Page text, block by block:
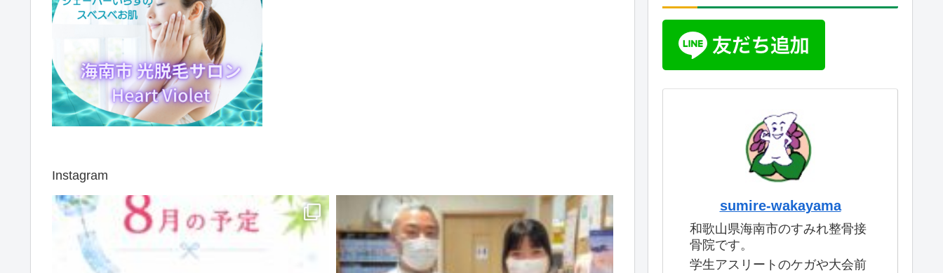
Instagram
sumire-wakayama
和歌山県海南市のすみれ整骨接
骨院です。
学生アスリートのケガや大会前